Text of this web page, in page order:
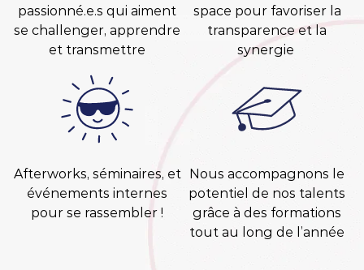
passionné.e.s qui aiment
se challenger, apprendre
et transmettre
Afterworks, séminaires, et
événements internes
pour se rassembler !
space pour favoriser la
transparence et la
synergie
Nous accompagnons le
potentiel de nos talents
grâce à des formations
tout au long de l’année